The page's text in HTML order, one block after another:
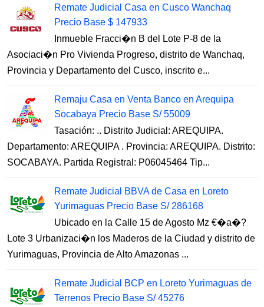
Remate Judicial Casa en Cusco Wanchaq
Precio Base $ 147933
Inmueble Fracci�n B del Lote P-8 de la
Asociaci�n Pro Vivienda Progreso, distrito de Wanchaq,
Provincia y Departamento del Cusco, inscrito e...
Remaju Casa en Venta Banco en Arequipa
Socabaya Precio Base S/ 55009
Tasación: .. Distrito Judicial: AREQUIPA.
Departamento: AREQUIPA . Provincia: AREQUIPA. Distrito:
SOCABAYA. Partida Registral: P06045464 Tip...
Remate Judicial BBVA de Casa en Loreto
Yurimaguas Precio Base S/ 286168
Ubicado en la Calle 15 de Agosto Mz €�a�?
Lote 3 Urbanizaci�n los Maderos de la Ciudad y distrito de
Yurimaguas, Provincia de Alto Amazonas ...
Remate Judicial BCP en Loreto Yurimaguas de
Terrenos Precio Base S/ 45276